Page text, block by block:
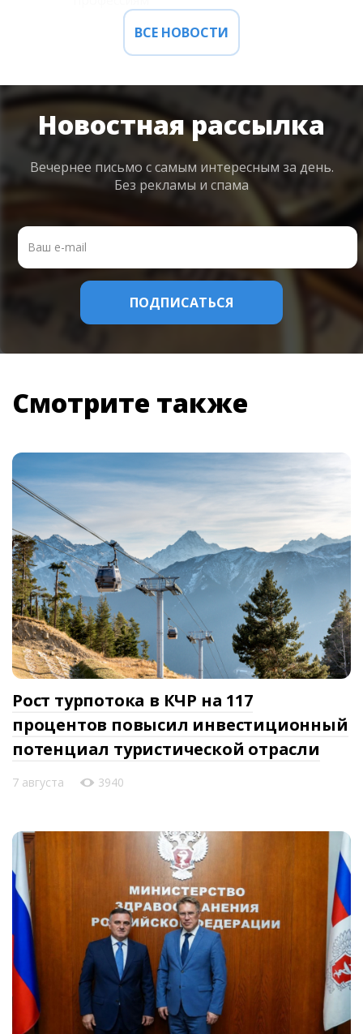
ВСЕ НОВОСТИ
Новостная рассылка
Вечернее письмо с самым интересным за день.
Без рекламы и спама
Смотрите также
Рост турпотока в КЧР на 117
процентов повысил инвестиционный
потенциал туристической отрасли
7 августа 3940